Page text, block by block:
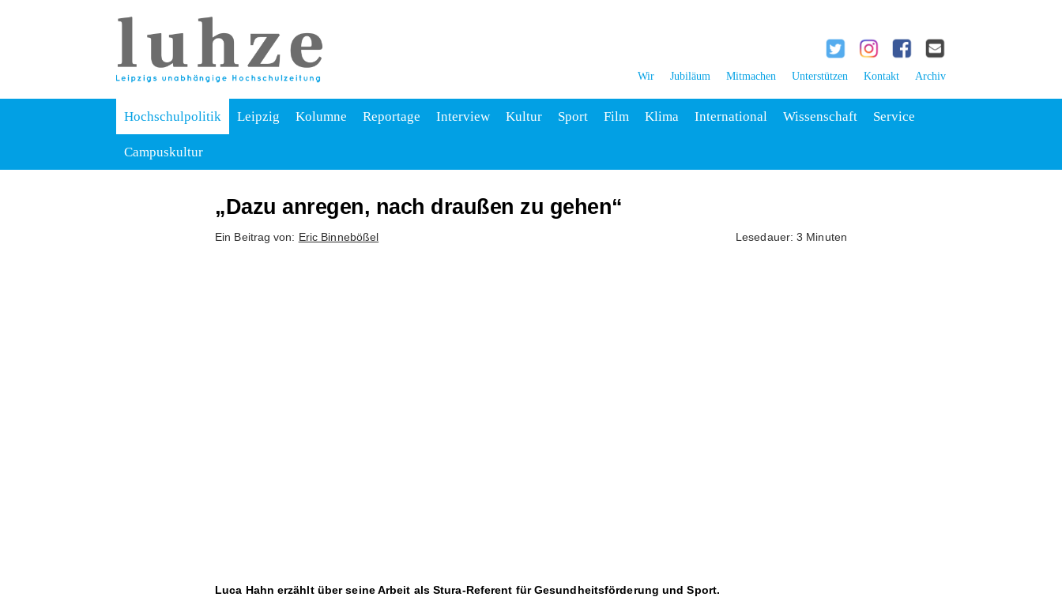
Wir Jubiläum Mitmachen Unterstützen Kontakt Archiv
Hochschulpolitik Leipzig Kolumne Reportage Interview Kultur Sport Film Klima International Wissenschaft Service
Campuskultur
„Dazu anregen, nach draußen zu gehen“
Ein Beitrag von: Eric Binnebößel Lesedauer: 3 Minuten
Luca Hahn erzählt über seine Arbeit als Stura-Referent für Gesundheitsförderung und Sport.